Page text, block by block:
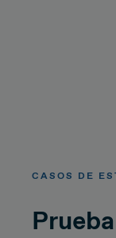
CASOS DE